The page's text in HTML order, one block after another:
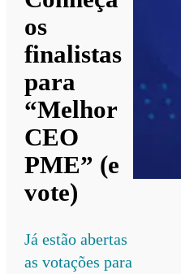
os
finalistas
para
“Melhor
CEO
PME” (e
vote)
Já estão abertas
as votações para